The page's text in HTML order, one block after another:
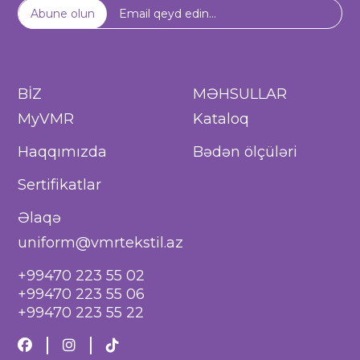
Abune olun
BİZ
MyVMR
Haqqımızda
Sertifikatlar
MƏHSULLAR
Kataloq
Bədən ölçüləri
Əlaqə
uniform@vmrtekstil.az
+99470 223 55 02
+99470 223 55 06
+99470 223 55 22